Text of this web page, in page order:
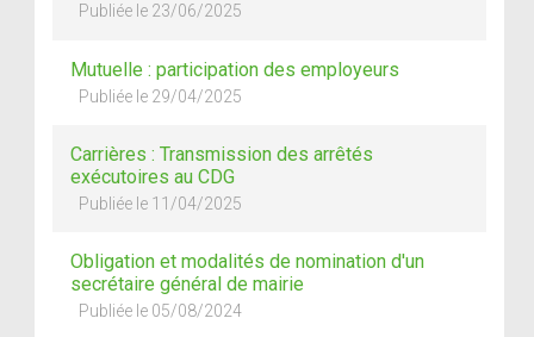
Publiée le 23/06/2025
Mutuelle : participation des employeurs
Publiée le 29/04/2025
Carrières : Transmission des arrêtés
exécutoires au CDG
Publiée le 11/04/2025
Obligation et modalités de nomination d'un
secrétaire général de mairie
Publiée le 05/08/2024